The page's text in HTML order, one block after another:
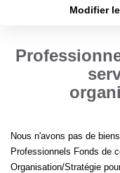
Modifier
Type de bien
Créer une
Nous n'avons pas de
Professionnels Fonds de
Organisation/Stratégie